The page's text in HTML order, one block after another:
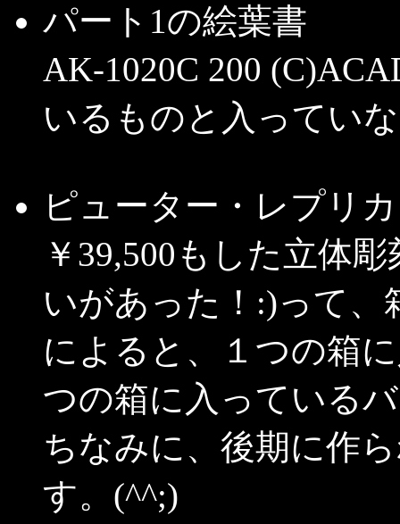
パート1の絵葉書
AK-1020C 200
いるものと入ってい
ピューター・レプリカ
￥39,500もした立体
いがあった！:)って
によると、１つの箱
つの箱に入っている
ちなみに、後期に作
す。(^^;)